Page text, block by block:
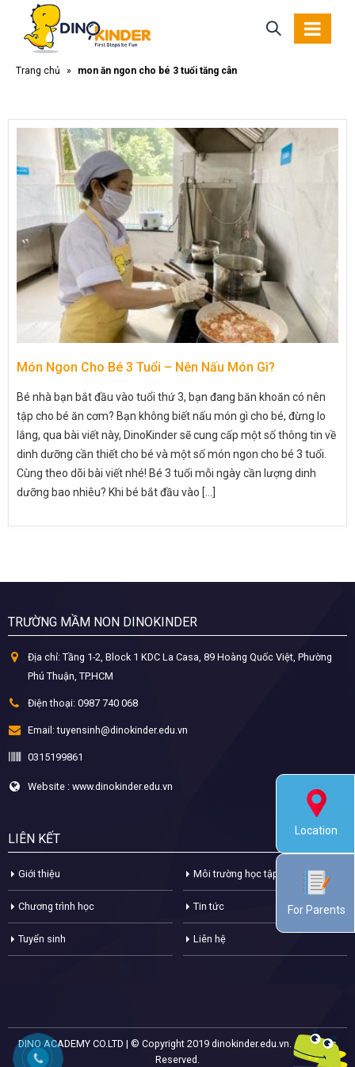
Trang chủ » món ăn ngon cho bé 3 tuổi tăng cân
Món Ngon Cho Bé 3 Tuổi – Nên Nấu Món Gì?
Bé nhà bạn bắt đầu vào tuổi thứ 3, bạn đang băn khoăn có nên
tập cho bé ăn cơm? Bạn không biết nấu món gì cho bé, đừng lo
lắng, qua bài viết này, DinoKinder sẽ cung cấp một số thông tin về
dinh dưỡng cần thiết cho bé và một số món ngon cho bé 3 tuổi.
Cùng theo dõi bài viết nhé! Bé 3 tuổi mỗi ngày cần lượng dinh
dưỡng bao nhiêu? Khi bé bắt đầu vào [...]
TRƯỜNG MẦM NON DINOKINDER
Địa chỉ: Tầng 1-2, Block 1 KDC La Casa, 89 Hoàng Quốc Việt, Phường
Phú Thuận, TP.HCM
Điện thoại: 0987 740 068
Email: tuyensinh@dinokinder.edu.vn
0315199861
Website : www.dinokinder.edu.vn
LIÊN KẾT
Giới thiệu
Chương trình học
Tuyển sinh
Môi trường học tập
Tin tức
Liên hệ
DINO ACADEMY CO.LTD | © Copyright 2019 dinokinder.edu.vn. All Rights
Reserved.
Location
For Parents